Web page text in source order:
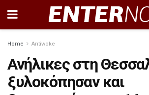
Home Antiwoke
Ανήλικες στη
ξυλοκόπησαν και